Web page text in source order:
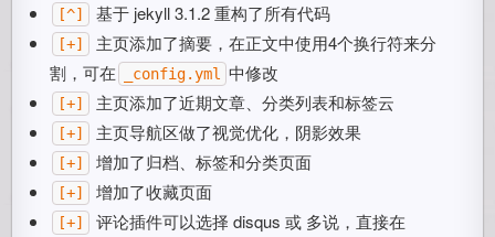
[^] 基于 jekyll 3.1.2 重构了所有代码
[+]
主页添加了摘要，在正文中使用4个换行符来分
割，可在
_config.yml 中修改
[+] 主页添加了近期文章、分类列表和标签云
[+] 主页导航区做了视觉优化，阴影效果
[+] 增加了归档、标签和分类页面
[+] 增加了收藏页面
[+] 评论插件可以选择 disqus 或 多说，直接在